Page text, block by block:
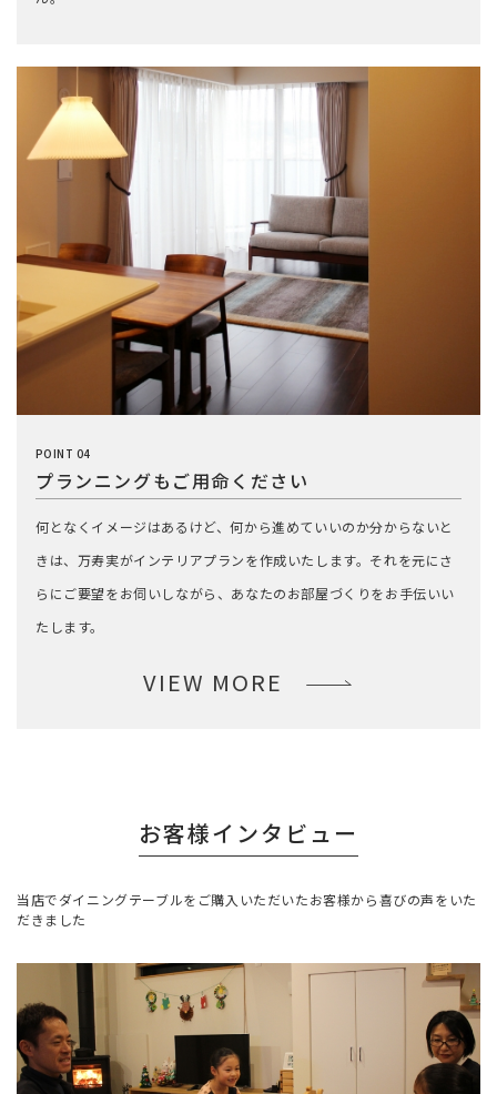
POINT 04
プランニングもご用命ください
何となくイメージはあるけど、何から進めていいのか分からないと
きは、万寿実がインテリアプランを作成いたします。それを元にさ
らにご要望をお伺いしながら、あなたのお部屋づくりをお手伝いい
たします。
VIEW MORE
お客様インタビュー
当店でダイニングテーブルをご購入いただいたお客様から喜びの声をいた
だきました